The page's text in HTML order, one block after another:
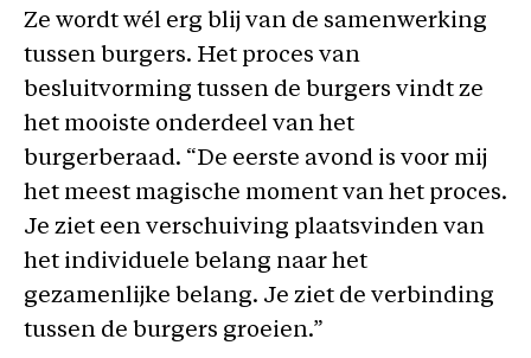
Ze wordt wél erg blij van de samenwerking
tussen burgers. Het proces van
besluitvorming tussen de burgers vindt ze
het mooiste onderdeel van het
burgerberaad. “De eerste avond is voor mij
het meest magische moment van het proces.
Je ziet een verschuiving plaatsvinden van
het individuele belang naar het
gezamenlijke belang. Je ziet de verbinding
tussen de burgers groeien.”